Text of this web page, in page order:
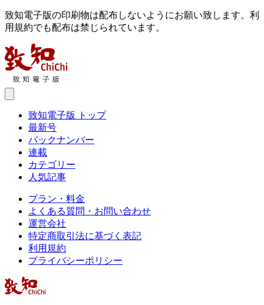
致知電子版の印刷物は配布しないようにお願い致します。利
用規約でも配布は禁じられています。
致知電子版 トップ
最新号
バックナンバー
連載
カテゴリー
人気記事
プラン・料金
よくある質問・お問い合わせ
運営会社
特定商取引法に基づく表記
利用規約
プライバシーポリシー